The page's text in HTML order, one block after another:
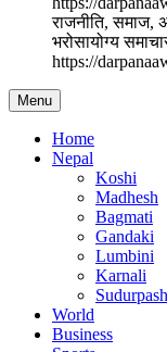
राजनीति, समाज,
भरोसायोग्य
https://
Menu
Home
Nepal
Koshi
Madhesh
Bagmati
Gandaki
Lumbini
Karnali
World
Business